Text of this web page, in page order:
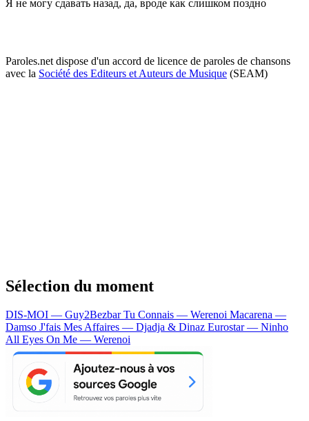
Я нe могу сдавать назад, да, вродe как слишком поздно
Paroles.net dispose d'un accord de licence de paroles de chansons
avec la Société des Editeurs et Auteurs de Musique (SEAM)
Sélection du moment
DIS-MOI — Guy2BezbarTu Connais — Werenoi Macarena —
Damso J'fais Mes Affaires — Djadja & Dinaz Eurostar — Ninho
All Eyes On Me — Werenoi